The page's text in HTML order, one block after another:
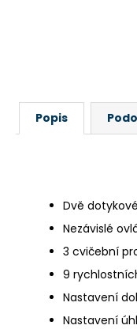
Popis
Dvě
Nezávislé
3 cvičební
9
Nastavení
Nastavení